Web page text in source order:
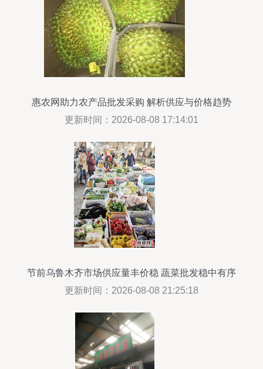
惠农网助力农产品批发采购 解析供应与价格趋势
更新时间：2026-08-08 17:14:01
节前乌鲁木齐市场供应量丰价稳 蔬菜批发稳中有序
更新时间：2026-08-08 21:25:18